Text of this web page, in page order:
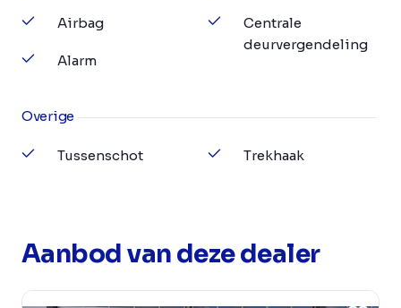
Airbag
Alarm
Centrale
deurvergendeling
Overige
Tussenschot Trekhaak
Aanbod van deze dealer